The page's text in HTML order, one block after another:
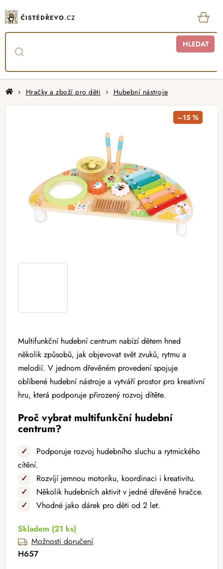
na
obsah
HLEDAT
DomůHračky a zboží pro děti Hubební nástroje
Multifunkční hudební centrum nabízí dětem hned
několik způsobů, jak objevovat svět zvuků, rytmu a
melodií. V jednom dřevěném provedení spojuje
oblíbené hudební nástroje a vytváří prostor pro kreativní
hru, která podporuje přirozený rozvoj dítěte.
Proč vybrat multifunkční hudební
centrum?
✓
Podporuje rozvoj hudebního sluchu a rytmického
cítění.
✓
Rozvíjí jemnou motoriku, koordinaci i kreativitu.
✓
Několik hudebních aktivit v jedné dřevěné hračce.
✓
Vhodné jako dárek pro děti od 2 let.
Skladem (21 ks)
Možnosti doručení
H657
–15 %